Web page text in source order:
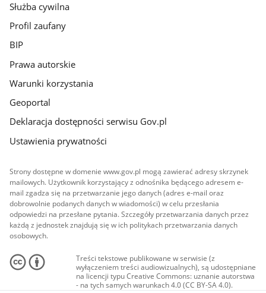
Służba cywilna
Profil zaufany
BIP
Prawa autorskie
Warunki korzystania
Geoportal
Deklaracja dostępności serwisu Gov.pl
Ustawienia prywatności
Strony dostępne w domenie www.gov.pl mogą zawierać adresy skrzynek
mailowych. Użytkownik korzystający z odnośnika będącego adresem e-
mail zgadza się na przetwarzanie jego danych (adres e-mail oraz
dobrowolnie podanych danych w wiadomości) w celu przesłania
odpowiedzi na przesłane pytania. Szczegóły przetwarzania danych przez
każdą z jednostek znajdują się w ich politykach przetwarzania danych
osobowych.
Treści tekstowe publikowane w serwisie (z
wyłączeniem treści audiowizualnych), są udostępniane
na licencji typu Creative Commons: uznanie autorstwa
- na tych samych warunkach 4.0 (CC BY-SA 4.0).